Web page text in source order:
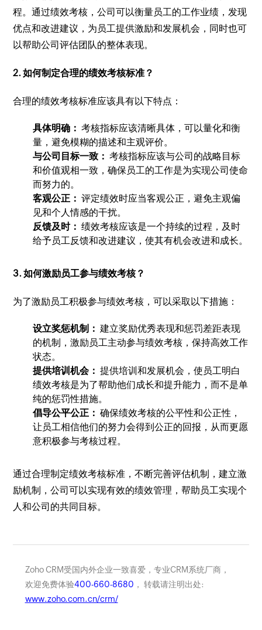
程。通过绩效考核，公司可以衡量员工的工作业绩，发现
优点和改进建议，为员工提供激励和发展机会，同时也可
以帮助公司评估团队的整体表现。
2. 如何制定合理的绩效考核标准？
合理的绩效考核标准应该具有以下特点：
具体明确： 考核指标应该清晰具体，可以量化和衡
量，避免模糊的描述和主观评价。
与公司目标一致： 考核指标应该与公司的战略目标
和价值观相一致，确保员工的工作是为实现公司使命
而努力的。
客观公正： 评定绩效时应当客观公正，避免主观偏
见和个人情感的干扰。
反馈及时： 绩效考核应该是一个持续的过程，及时
给予员工反馈和改进建议，使其有机会改进和成长。
3. 如何激励员工参与绩效考核？
为了激励员工积极参与绩效考核，可以采取以下措施：
设立奖惩机制： 建立奖励优秀表现和惩罚差距表现
的机制，激励员工主动参与绩效考核，保持高效工作
状态。
提供培训机会： 提供培训和发展机会，使员工明白
绩效考核是为了帮助他们成长和提升能力，而不是单
纯的惩罚性措施。
倡导公平公正： 确保绩效考核的公平性和公正性，
让员工相信他们的努力会得到公正的回报，从而更愿
意积极参与考核过程。
通过合理制定绩效考核标准，不断完善评估机制，建立激
励机制，公司可以实现有效的绩效管理，帮助员工实现个
人和公司的共同目标。
Zoho CRM受国内外企业一致喜爱，专业CRM系统厂商，
欢迎免费体验400-660-8680 ， 转载请注明出处:
www.zoho.com.cn/crm/